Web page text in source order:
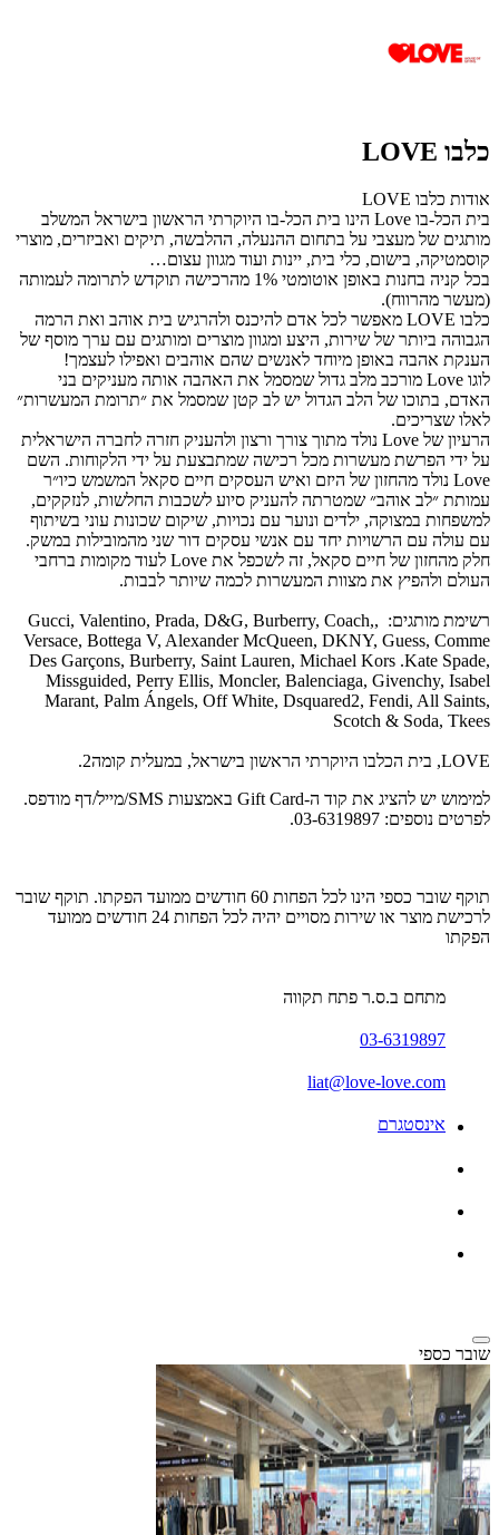
כלבו LOVE
אודות כלבו LOVE
בית הכל-בו Love הינו בית הכל-בו היוקרתי הראשון בישראל המשלב
מותגים של מעצבי על בתחום ההנעלה, ההלבשה, תיקים ואביזרים, מוצרי
קוסמטיקה, בישום, כלי בית, יינות ועוד מגוון עצום…
בכל קניה בחנות באופן אוטומטי 1% מהרכישה תוקדש לתרומה לעמותה
(מעשר מהרווח).
כלבו LOVE מאפשר לכל אדם להיכנס ולהרגיש בית אוהב ואת הרמה
הגבוהה ביותר של שירות, היצע ומגוון מוצרים ומותגים עם ערך מוסף של
הענקת אהבה באופן מיוחד לאנשים שהם אוהבים ואפילו לעצמך!
לוגו Love מורכב מלב גדול שמסמל את האהבה אותה מעניקים בני
האדם, בתוכו של הלב הגדול יש לב קטן שמסמל את ״תרומת המעשרות״
לאלו שצריכים.
הרעיון של Love נולד מתוך צורך ורצון ולהעניק חזרה לחברה הישראלית
על ידי הפרשת מעשרות מכל רכישה שמתבצעת על ידי הלקוחות. השם
Love נולד מהחזון של היזם ואיש העסקים חיים סקאל המשמש כיו״ר
עמותת ״לב אוהב״ שמטרתה להעניק סיוע לשכבות החלשות, לנזקקים,
למשפחות במצוקה, ילדים ונוער עם נכויות, שיקום שכונות עוני בשיתוף
עם עולה עם הרשויות יחד עם אנשי עסקים דור שני מהמובילות במשק.
חלק מהחזון של חיים סקאל, זה לשכפל את Love לעוד מקומות ברחבי
העולם ולהפיץ את מצוות המעשרות לכמה שיותר לבבות.
רשימת מותגים: ,Gucci, Valentino, Prada, D&G, Burberry, Coach,
Versace, Bottega V, Alexander McQueen, DKNY, Guess, Comme
Des Garçons, Burberry, Saint Lauren, Michael Kors .Kate Spade,
Missguided, Perry Ellis, Moncler, Balenciaga, Givenchy, Isabel
Marant, Palm Ángels, Off White, Dsquared2, Fendi, All Saints,
Scotch & Soda, Tkees
LOVE, בית הכלבו היוקרתי הראשון בישראל, במעלית קומה2.
למימוש יש להציג את קוד ה-Gift Card באמצעות SMS/מייל/דף מודפס.
לפרטים נוספים: 03-6319897.
תוקף שובר כספי הינו לכל הפחות 60 חודשים ממועד הפקתו. תוקף שובר
לרכישת מוצר או שירות מסויים יהיה לכל הפחות 24 חודשים ממועד
הפקתו
מתחם ב.ס.ר פתח תקווה
03-6319897
liat@love-love.com
אינסטגרם
שובר כספי